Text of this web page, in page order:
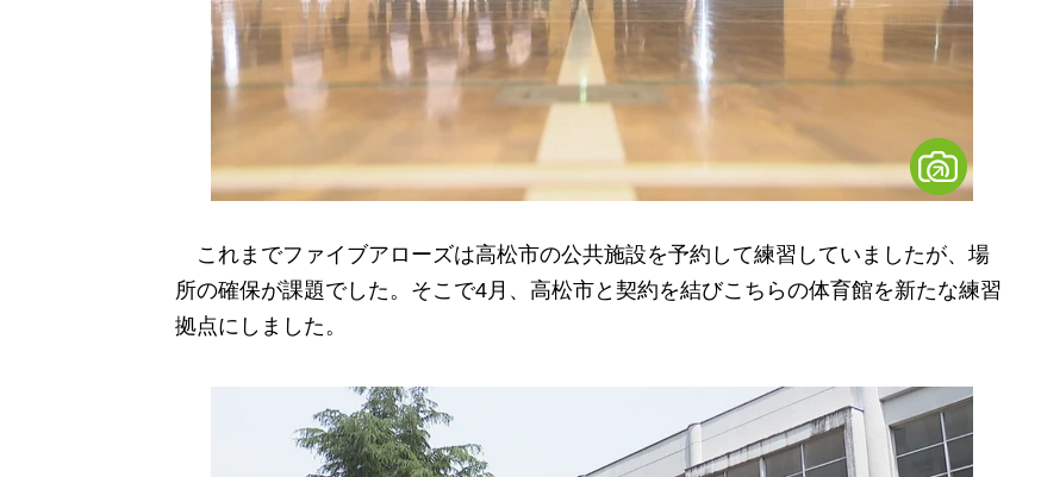
これまでファイブアローズは高松市の公共施設を予約して練習していましたが、場
所の確保が課題でした。そこで4月、高松市と契約を結びこちらの体育館を新たな練習
拠点にしました。